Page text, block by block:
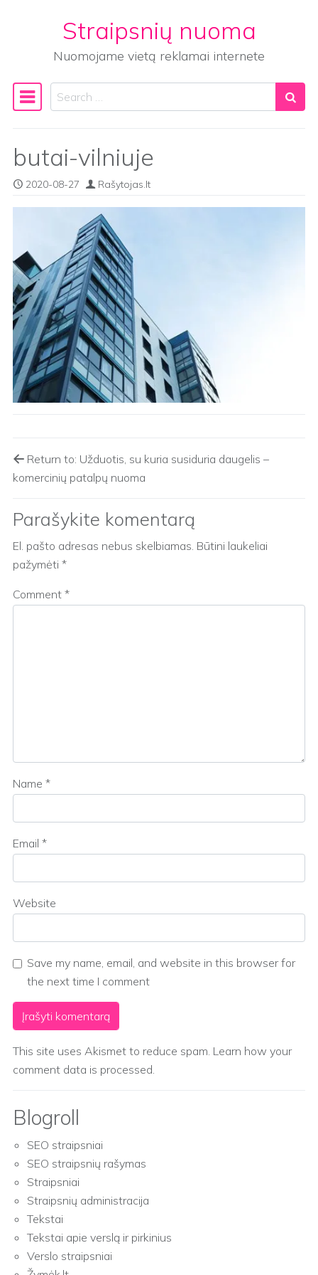
Straipsnių nuoma
Nuomojame vietą reklamai internete
Main Navigation
Search
butai-vilniuje
2020-08-27 Rašytojas.lt
Return to: Užduotis, su kuria susiduria daugelis –
komercinių patalpų nuoma
Parašykite komentarą
El. pašto adresas nebus skelbiamas. Būtini laukeliai
pažymėti *
Comment *
Name *
Email *
Website
Save my name, email, and website in this browser for
the next time I comment
This site uses Akismet to reduce spam. Learn how your
comment data is processed.
Blogroll
SEO straipsniai
SEO straipsnių rašymas
Straipsniai
Straipsnių administracija
Tekstai
Tekstai apie verslą ir pirkinius
Verslo straipsniai